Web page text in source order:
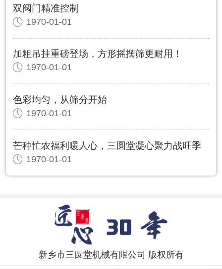
双阀门精准控制
1970-01-01
加粗吊挂重磅登场，方形摇摆筛更耐用！
1970-01-01
色彩均匀，从筛分开始
1970-01-01
芒种忙农福利暖人心，三圆堂凝心聚力战旺季
1970-01-01
新乡市三圆堂机械有限公司 版权所有